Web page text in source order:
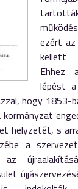
ezért az
kellett
Ehhez
lépést
hogy 1853-
helyzetét, s
a szervezet